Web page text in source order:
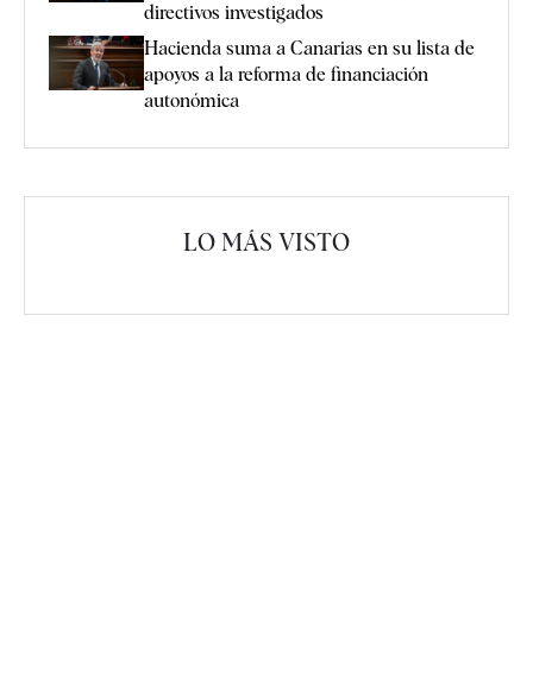
directivos investigados
Hacienda suma a Canarias en su lista de
apoyos a la reforma de financiación
autonómica
LO MÁS VISTO